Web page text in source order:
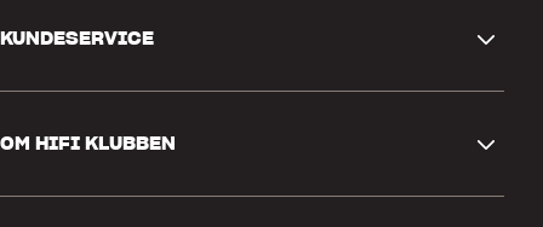
KUNDESERVICE
Retur og reklamation
OM HIFI KLUBBEN